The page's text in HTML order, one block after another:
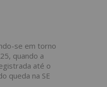
se em torno
quando a
até o
queda na SE